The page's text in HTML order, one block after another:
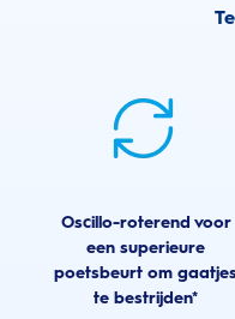
Oscillo-roterend voor
een superieure
poetsbeurt om
te bestrijden*